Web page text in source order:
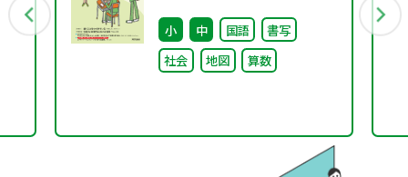
vol.75 2025年4月発行
小 中 国語
書写
社会
地図 算数